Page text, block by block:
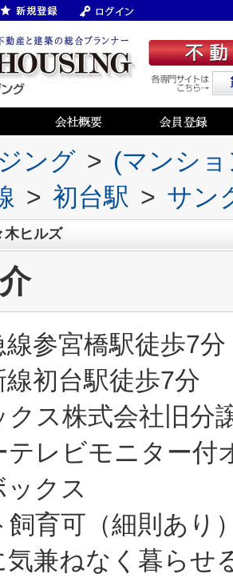
ング > (マンシ
> 初台駅 > サン
木ヒルズ
線参宮橋駅徒歩7分
線初台駅徒歩7分
クス株式会社旧分
テレビモニター付
ックス
飼育可（細則あり
気兼ねなく暮らせ